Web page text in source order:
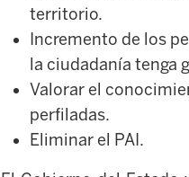
territorio.
Incremento de los
la ciudadanía tenga
Valorar el
perfiladas.
Eliminar el PAI.